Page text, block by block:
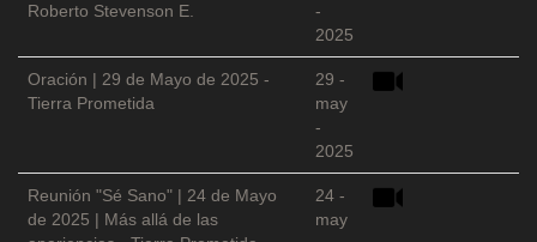
Roberto Stevenson E.
-
2025
Oración | 29 de Mayo de 2025 -
Tierra Prometida
29 -
may
-
2025
Reunión "Sé Sano" | 24 de Mayo
de 2025 | Más allá de las
24 -
may